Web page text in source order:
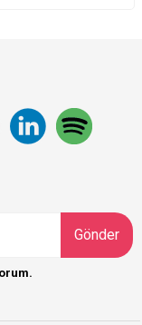
Gönder